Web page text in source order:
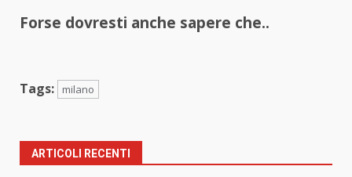
Forse dovresti anche sapere che..
Tags: milano
ARTICOLI RECENTI